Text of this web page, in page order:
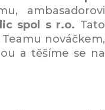
ambasadorovi
spol s r.o. Tato
nováčkem,
a těšíme se na